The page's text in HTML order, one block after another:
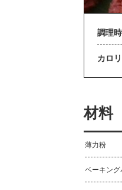
調理時
カロ
材料
薄力粉
ベーキング